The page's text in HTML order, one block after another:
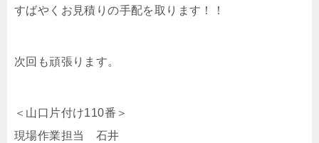
すばやくお見積りの手配を取ります！！
次回も頑張ります。
＜山口片付け110番＞
現場作業担当 石井